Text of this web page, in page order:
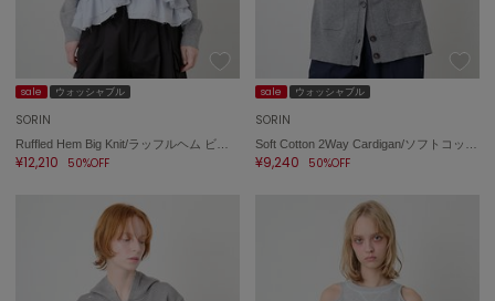
sale ウォッシャブル
SORIN
¥12,210 50%OFF
sale ウォッシャブル
SORIN
¥9,240 50%OFF